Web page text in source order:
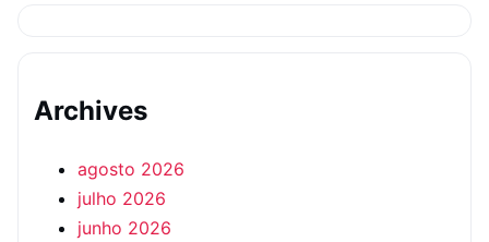
Archives
agosto 2026
julho 2026
junho 2026